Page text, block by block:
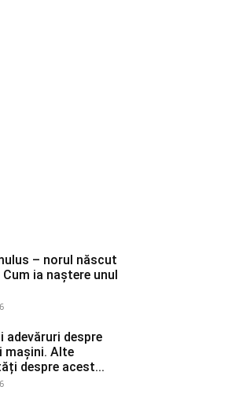
– norul născut
ia naștere unul
adevăruri despre
mașini. Alte
despre acest...